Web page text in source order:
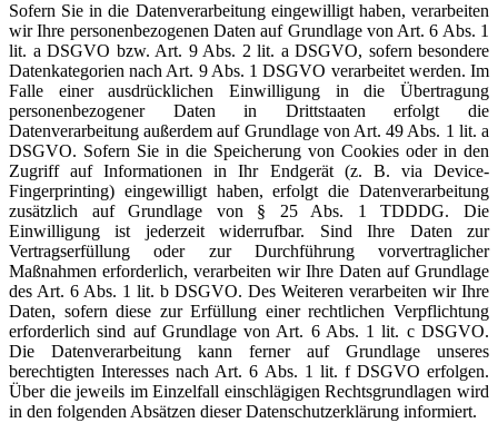
Sofern Sie in die Datenverarbeitung eingewilligt haben, verarbeiten
wir Ihre personenbezogenen Daten auf Grundlage von Art. 6 Abs. 1
lit. a DSGVO bzw. Art. 9 Abs. 2 lit. a DSGVO, sofern besondere
Datenkategorien nach Art. 9 Abs. 1 DSGVO verarbeitet werden. Im
Falle einer ausdrücklichen Einwilligung in die Übertragung
personenbezogener Daten in Drittstaaten erfolgt die
Datenverarbeitung außerdem auf Grundlage von Art. 49 Abs. 1 lit. a
DSGVO. Sofern Sie in die Speicherung von Cookies oder in den
Zugriff auf Informationen in Ihr Endgerät (z. B. via Device-
Fingerprinting) eingewilligt haben, erfolgt die Datenverarbeitung
zusätzlich auf Grundlage von § 25 Abs. 1 TDDDG. Die
Einwilligung ist jederzeit widerrufbar. Sind Ihre Daten zur
Vertragserfüllung oder zur Durchführung vorvertraglicher
Maßnahmen erforderlich, verarbeiten wir Ihre Daten auf Grundlage
des Art. 6 Abs. 1 lit. b DSGVO. Des Weiteren verarbeiten wir Ihre
Daten, sofern diese zur Erfüllung einer rechtlichen Verpflichtung
erforderlich sind auf Grundlage von Art. 6 Abs. 1 lit. c DSGVO.
Die Datenverarbeitung kann ferner auf Grundlage unseres
berechtigten Interesses nach Art. 6 Abs. 1 lit. f DSGVO erfolgen.
Über die jeweils im Einzelfall einschlägigen Rechtsgrundlagen wird
in den folgenden Absätzen dieser Datenschutzerklärung informiert.